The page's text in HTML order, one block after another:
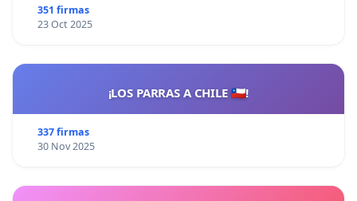
351 firmas
23 Oct 2025
¡LOS PARRAS A CHILE 🇨🇱!
337 firmas
30 Nov 2025